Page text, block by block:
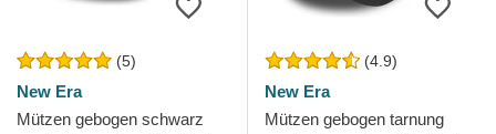
(5)
New Era
Mützen gebogen schwarz
(4.9)
New Era
Mützen gebogen tarnung